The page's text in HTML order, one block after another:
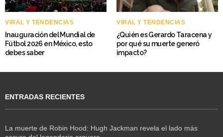
VIRAL Y TENDENCIAS
Inauguración del Mundial de
Fútbol 2026 en México, esto
debes saber
VIRAL Y TENDENCIAS
¿Quién es Gerardo Taracena y
por qué su muerte generó
impacto?
ENTRADAS RECIENTES
La muerte de Robin Hood: Hugh Jackman revela el lado más